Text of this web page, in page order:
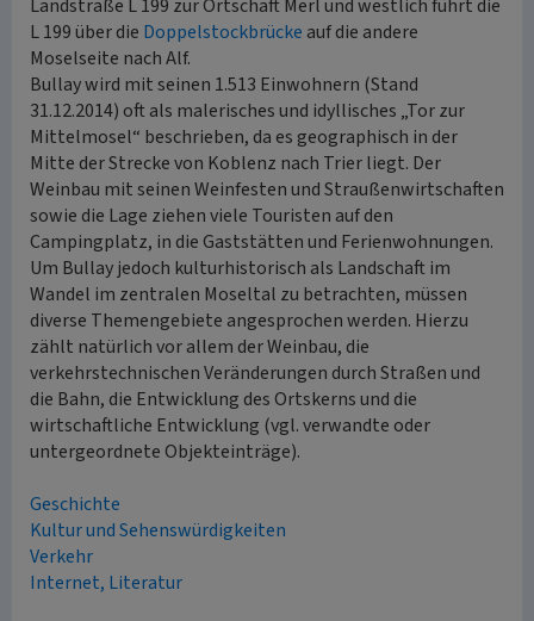
Landstraße L 199 zur Ortschaft Merl und westlich führt die
L 199 über die Doppelstockbrücke auf die andere
Moselseite nach Alf.
Bullay wird mit seinen 1.513 Einwohnern (Stand
31.12.2014) oft als malerisches und idyllisches „Tor zur
Mittelmosel“ beschrieben, da es geographisch in der
Mitte der Strecke von Koblenz nach Trier liegt. Der
Weinbau mit seinen Weinfesten und Straußenwirtschaften
sowie die Lage ziehen viele Touristen auf den
Campingplatz, in die Gaststätten und Ferienwohnungen.
Um Bullay jedoch kulturhistorisch als Landschaft im
Wandel im zentralen Moseltal zu betrachten, müssen
diverse Themengebiete angesprochen werden. Hierzu
zählt natürlich vor allem der Weinbau, die
verkehrstechnischen Veränderungen durch Straßen und
die Bahn, die Entwicklung des Ortskerns und die
wirtschaftliche Entwicklung (vgl. verwandte oder
untergeordnete Objekteinträge).
Geschichte
Kultur und Sehenswürdigkeiten
Verkehr
Internet, Literatur